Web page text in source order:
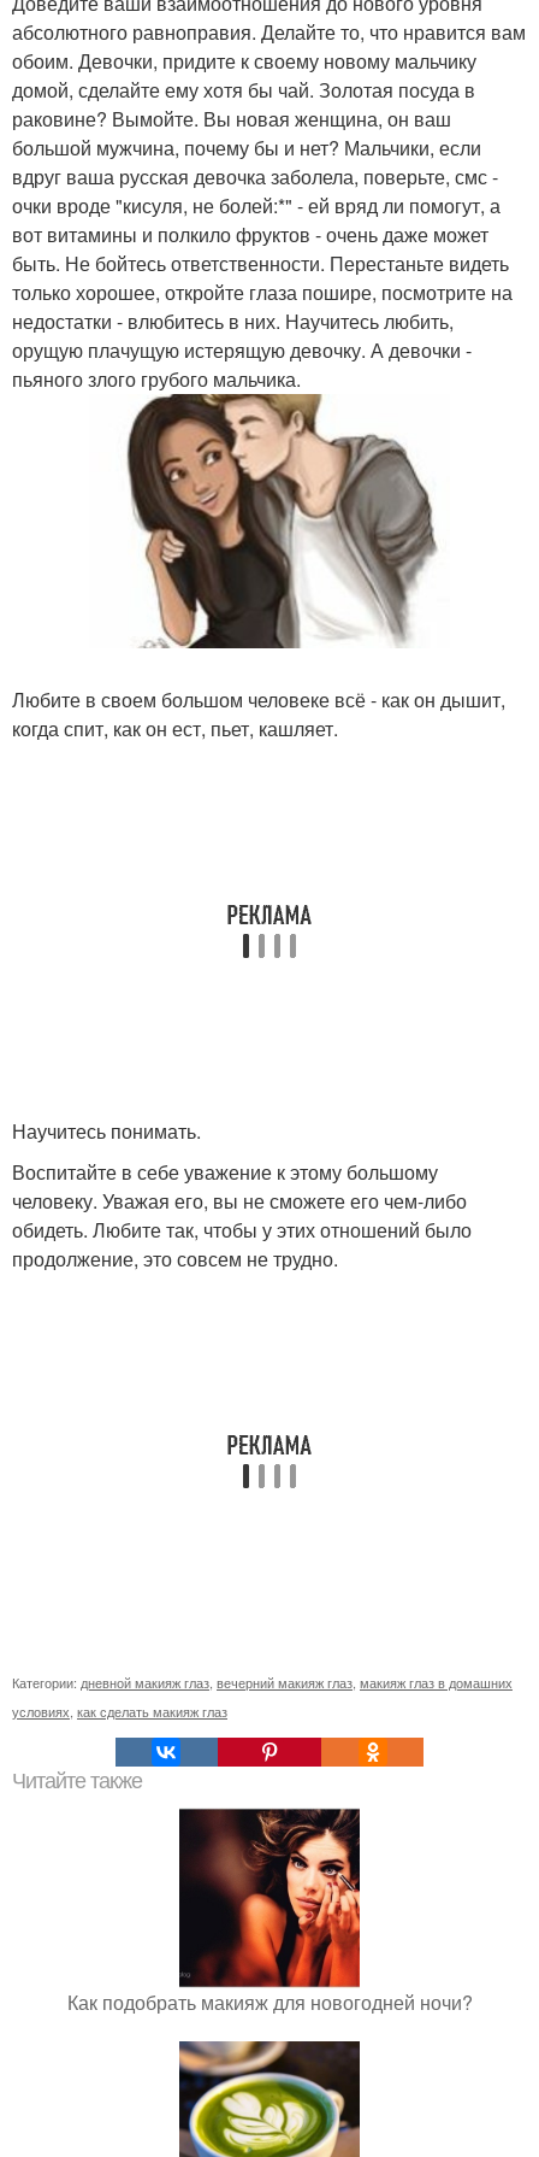
абсолютного равноправия. Делайте то, что нравится вам
обоим. Девочки, придите к своему новому мальчику
домой, сделайте ему хотя бы чай. Золотая посуда в
раковине? Вымойте. Вы новая женщина, он ваш
большой мужчина, почему бы и нет? Мальчики, если
вдруг ваша русская девочка заболела, поверьте, смс -
очки вроде "кисуля, не болей:*" - ей вряд ли помогут, а
вот витамины и полкило фруктов - очень даже может
быть. Не бойтесь ответственности. Перестаньте видеть
только хорошее, откройте глаза пошире, посмотрите на
недостатки - влюбитесь в них. Научитесь любить,
орущую плачущую истерящую девочку. А девочки -
пьяного злого грубого мальчика.
Любите в своем большом человеке всё - как он дышит,
когда спит, как он ест, пьет, кашляет.
Научитесь понимать.
Воспитайте в себе уважение к этому большому
человеку. Уважая его, вы не сможете его чем-либо
обидеть. Любите так, чтобы у этих отношений было
продолжение, это совсем не трудно.
Категории: дневной макияж глаз вечерний макияж глаз макияж глаз в домашних
условиях как сделать макияж глаз
Читайте также
Как подобрать макияж для новогодней ночи?